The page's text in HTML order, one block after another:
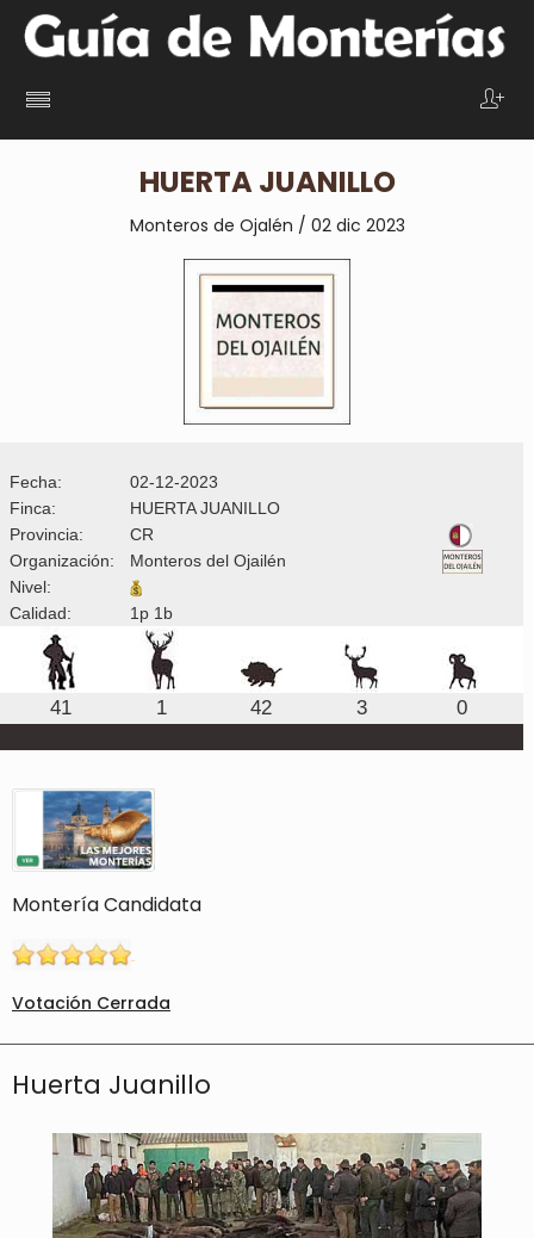
HUERTA JUANILLO
Monteros de Ojalén / 02 dic 2023
Fecha:
02-12-2023
Finca:
HUERTA JUANILLO
Provincia:
CR
Organización:
Monteros del Ojailén
Nivel:
Calidad:
1p 1b
41 1 42 3 0
Montería Candidata
Votación Cerrada
Huerta Juanillo